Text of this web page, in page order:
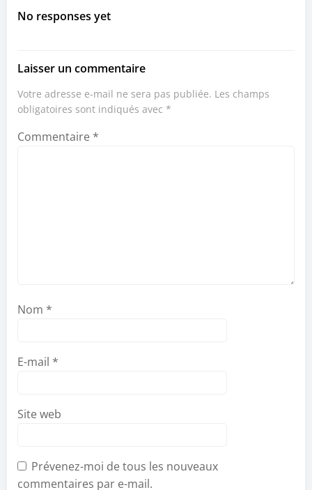
navigation
No responses yet
Laisser un commentaire
Votre adresse e-mail ne sera pas publiée. Les champs
obligatoires sont indiqués avec *
Commentaire *
Nom *
E-mail *
Site web
Prévenez-moi de tous les nouveaux
commentaires par e-mail.